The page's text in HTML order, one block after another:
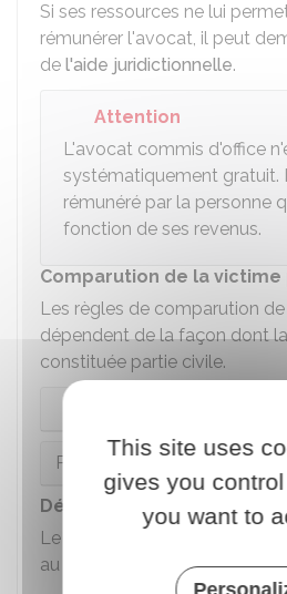
Si ses ressources ne lui
rémunérer l'avocat, il peut
de l'aide juridictionnelle.
Attention
L'avocat commis d'office
systématiquement gratuit.
rémunéré par la personne
fonction de ses revenus.
Comparution de la
Les règles de comparution
dépendent de la façon dont
constituée partie civile.
Partie civile constituée par
Déroulement des débats
Le président du tribunal
au bon déroulement de
This site uses
gives you
you want to